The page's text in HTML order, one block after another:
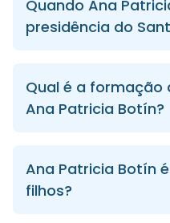
Quando Ana
presidência do
Qual é a formação
Ana Patricia Botín?
Ana Patricia Botín
filhos?